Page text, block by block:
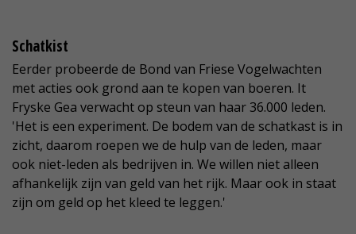
Schatkist
Eerder probeerde de Bond van Friese Vogelwachten
met acties ook grond aan te kopen van boeren. It
Fryske Gea verwacht op steun van haar 36.000 leden.
'Het is een experiment. De bodem van de schatkast is in
zicht, daarom roepen we de hulp van de leden, maar
ook niet-leden als bedrijven in. We willen niet alleen
afhankelijk zijn van geld van het rijk. Maar ook in staat
zijn om geld op het kleed te leggen.'